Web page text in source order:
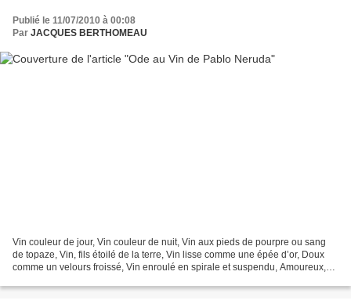
Publié le 11/07/2010 à 00:08
Par JACQUES BERTHOMEAU
Vin couleur de jour, Vin couleur de nuit, Vin aux pieds de pourpre ou sang
de topaze, Vin, fils étoilé de la terre, Vin lisse comme une épée d’or, Doux
comme un velours froissé, Vin enroulé en spirale et suspendu, Amoureux,